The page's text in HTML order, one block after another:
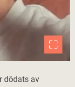
dödats av